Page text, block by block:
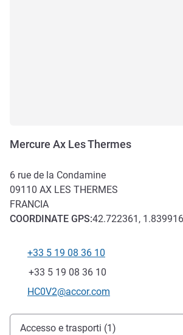
Mercure Ax Les Thermes
6 rue de la Condamine
09110 AX LES THERMES
FRANCIA
COORDINATE GPS:42.722361, 1.839916
Telefono
+33 5 19 08 36 10
Fax
+33 5 19 08 36 10
E-mail di contatto
HC0V2@accor.com
Accesso e trasporti
Accesso e trasporti (1)